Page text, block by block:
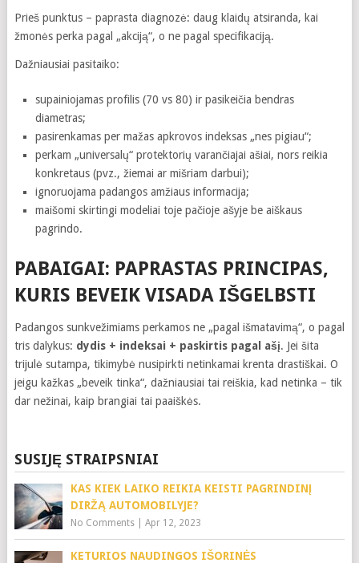
Prieš punktus – paprasta diagnozė: daug klaidų atsiranda, kai
žmonės perka pagal „akciją“, o ne pagal specifikaciją.
Dažniausiai pasitaiko:
supainiojamas profilis (70 vs 80) ir pasikeičia bendras
diametras;
pasirenkamas per mažas apkrovos indeksas „nes pigiau“;
perkam „universalų“ protektorių varančiajai ašiai, nors reikia
konkretaus (pvz., žiemai ar mišriam darbui);
ignoruojama padangos amžiaus informacija;
maišomi skirtingi modeliai toje pačioje ašyje be aiškaus
pagrindo.
PABAIGAI: PAPRASTAS PRINCIPAS,
KURIS BEVEIK VISADA IŠGELBSTI
Padangos sunkvežimiams perkamos ne „pagal išmatavimą“, o pagal
tris dalykus: dydis + indeksai + paskirtis pagal ašį. Jei šita
trijulė sutampa, tikimybė nusipirkti netinkamai krenta drastiškai. O
jeigu kažkas „beveik tinka“, dažniausiai tai reiškia, kad netinka – tik
dar nežinai, kaip brangiai tai paaiškės.
SUSIJĘ STRAIPSNIAI
KAS KIEK LAIKO REIKIA KEISTI PAGRINDINĮ
DIRŽĄ AUTOMOBILYJE?
No Comments| Apr 12, 2023
KETURIOS NAUDINGOS IŠORINĖS